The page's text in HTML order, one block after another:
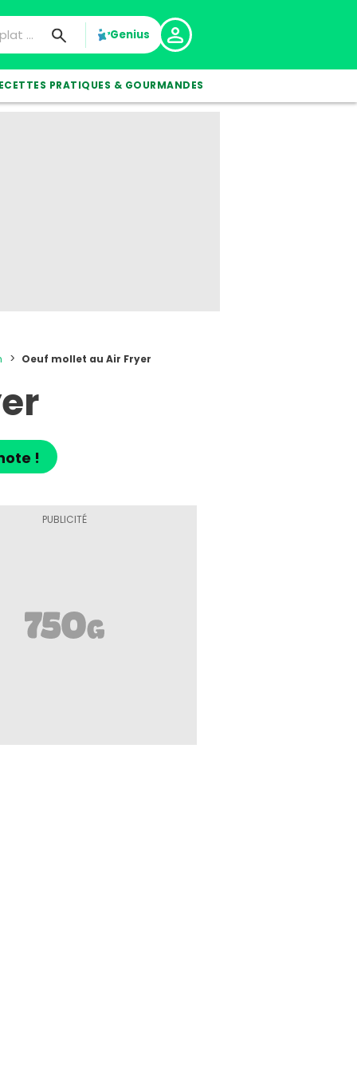
Genius
PRATIQUES & GOURMANDES
Oeuf mollet au Air Fryer
!